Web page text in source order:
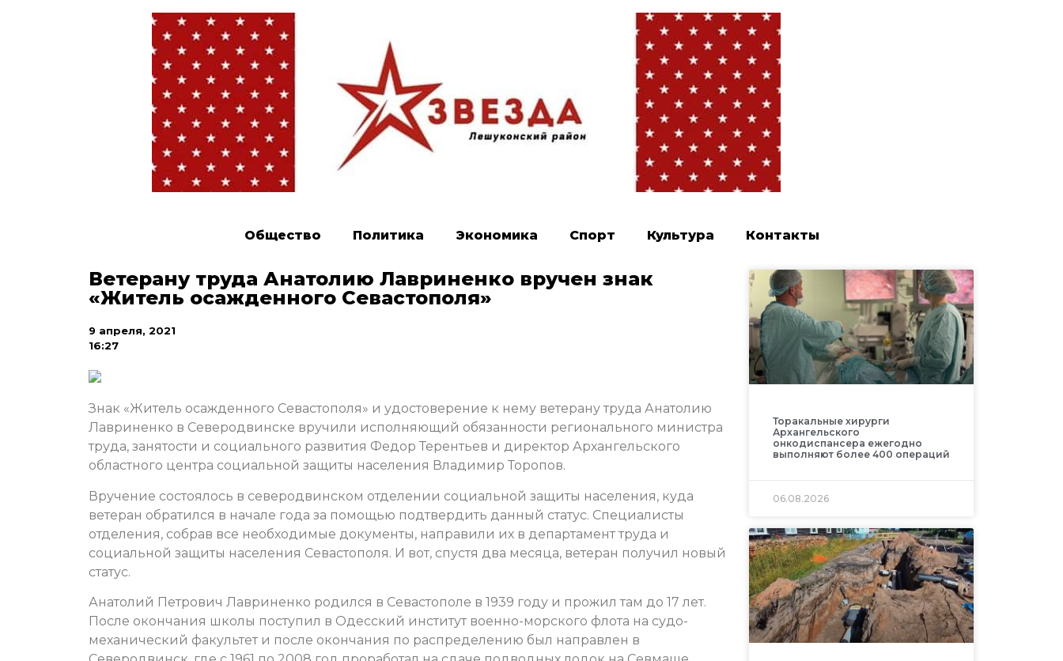
Общество Политика Экономика Спорт Культура Контакты
Ветерану труда Анатолию Лавриненко вручен знак
«Житель осажденного Севастополя»
9 апреля, 2021
16:27
Знак «Житель осажденного Севастополя» и удостоверение к нему ветерану труда Анатолию
Лавриненко в Северодвинске вручили исполняющий обязанности регионального министра
труда, занятости и социального развития Федор Терентьев и директор Архангельского
областного центра социальной защиты населения Владимир Торопов.
Вручение состоялось в северодвинском отделении социальной защиты населения, куда
ветеран обратился в начале года за помощью подтвердить данный статус. Специалисты
отделения, собрав все необходимые документы, направили их в департамент труда и
социальной защиты населения Севастополя. И вот, спустя два месяца, ветеран получил новый
статус.
Анатолий Петрович Лавриненко родился в Севастополе в 1939 году и прожил там до 17 лет.
После окончания школы поступил в Одесский институт военно-морского флота на судо-
механический факультет и после окончания по распределению был направлен в
Торакальные хирурги
Архангельского
онкодиспансера ежегодно
выполняют более 400 операций
06.08.2026